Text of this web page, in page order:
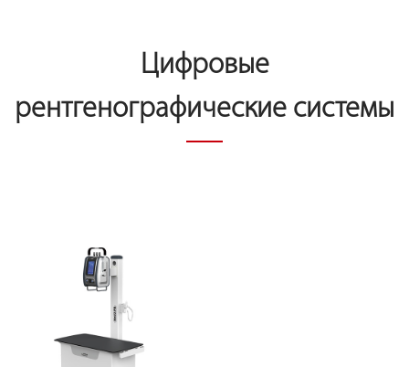
Цифровые
рентгенографические системы